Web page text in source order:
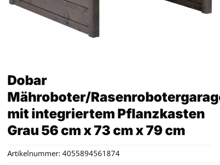
Dobar
Mähroboter/
mit integriertem Pflanzkasten
Grau 56 cm x 73 cm x 79 cm
Artikelnummer: 4055894561874